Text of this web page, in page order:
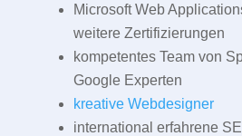
Microsoft Web
weitere Zertifizierungen
kompetentes Team von
Google Experten
kreative Webdesigner
international erfahrene